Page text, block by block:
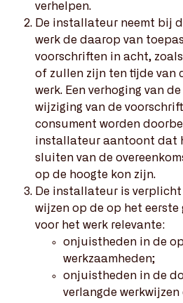
verhelpen.
De installateur neemt bij
werk de daarop van
voorschriften in acht,
of zullen zijn ten tijde van
werk. Een verhoging van
wijziging van de
consument worden
installateur aantoont dat
sluiten van de
op de hoogte kon zijn.
De installateur is
wijzen op de op het eerste
voor het werk relevante:
onjuistheden in de
werkzaamheden;
onjuistheden in de
verlangde